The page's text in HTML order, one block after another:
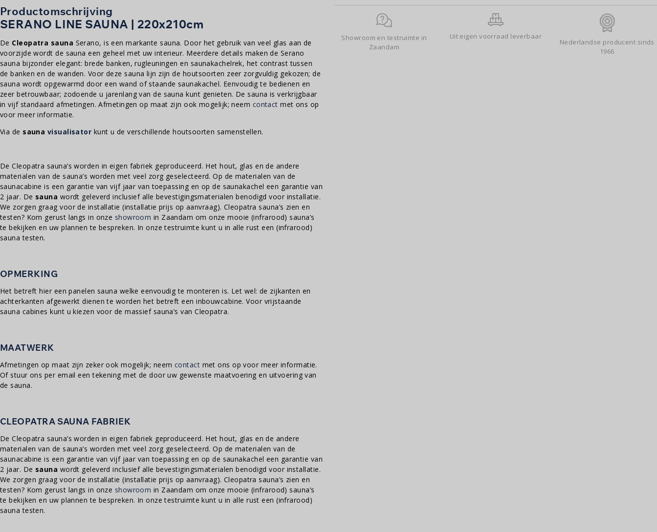
aantal
Productomschrijving
SERANO LINE SAUNA | 220x210cm
De Cleopatra sauna Serano, is een markante sauna. Door het gebruik van veel glas aan de
voorzijde wordt de sauna een geheel met uw interieur. Meerdere details maken de Serano
sauna bijzonder elegant: brede banken, rugleuningen en saunakachelrek, het contrast tussen
de banken en de wanden. Voor deze sauna lijn zijn de houtsoorten zeer zorgvuldig gekozen; de
sauna wordt opgewarmd door een wand of staande saunakachel. Eenvoudig te bedienen en
zeer betrouwbaar; zodoende u jarenlang van de sauna kunt genieten. De sauna is verkrijgbaar
in vijf standaard afmetingen. Afmetingen op maat zijn ook mogelijk; neem contact met ons op
voor meer informatie.
Via de sauna visualisator kunt u de verschillende houtsoorten samenstellen.
De Cleopatra sauna’s worden in eigen fabriek geproduceerd. Het hout, glas en de andere
materialen van de sauna’s worden met veel zorg geselecteerd. Op de materialen van de
saunacabine is een garantie van vijf jaar van toepassing en op de saunakachel een garantie van
2 jaar. De sauna wordt geleverd inclusief alle bevestigingsmaterialen benodigd voor installatie.
We zorgen graag voor de installatie (installatie prijs op aanvraag). Cleopatra sauna’s zien en
testen? Kom gerust langs in onze showroom in Zaandam om onze mooie (infrarood) sauna’s
te bekijken en uw plannen te bespreken. In onze testruimte kunt u in alle rust een (infrarood)
sauna testen.
OPMERKING
Het betreft hier een panelen sauna welke eenvoudig te monteren is. Let wel: de zijkanten en
achterkanten afgewerkt dienen te worden het betreft een inbouwcabine. Voor vrijstaande
sauna cabines kunt u kiezen voor de massief sauna’s van Cleopatra.
MAATWERK
Afmetingen op maat zijn zeker ook mogelijk; neem contact met ons op voor meer informatie.
Of stuur ons per email een tekening met de door uw gewenste maatvoering en uitvoering van
de sauna.
CLEOPATRA SAUNA FABRIEK
De Cleopatra sauna’s worden in eigen fabriek geproduceerd. Het hout, glas en de andere
materialen van de sauna’s worden met veel zorg geselecteerd. Op de materialen van de
saunacabine is een garantie van vijf jaar van toepassing en op de saunakachel een garantie van
2 jaar. De sauna wordt geleverd inclusief alle bevestigingsmaterialen benodigd voor installatie.
We zorgen graag voor de installatie (installatie prijs op aanvraag). Cleopatra sauna’s zien en
testen? Kom gerust langs in onze showroom in Zaandam om onze mooie (infrarood) sauna’s
te bekijken en uw plannen te bespreken. In onze testruimte kunt u in alle rust een (infrarood)
sauna testen.
Showroom en testruimte in
Zaandam
Uit eigen voorraad leverbaar
Nederlandse producent sinds
1966